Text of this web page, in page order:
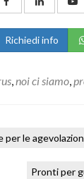
Richiedi info
noi ci siamo
le
Pronti per